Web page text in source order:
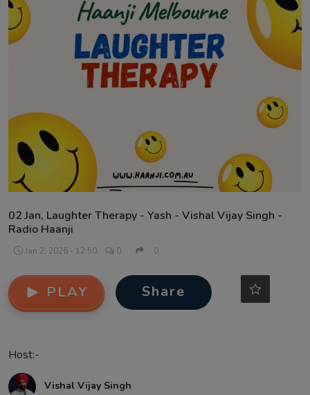
Sponsors
Contact
02 Jan, Laughter Therapy - Yash - Vishal Vijay Singh -
Radio Haanji
Jan 2, 2026 - 12:50 0 0
PLAY Share
Host:-
Vishal Vijay Singh